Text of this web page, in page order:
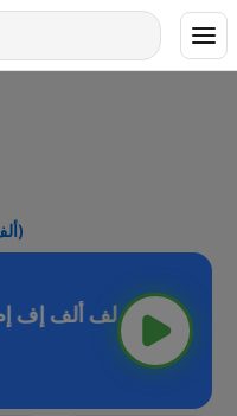
Alif Alif FM (ألف ألف إف إم)
Alif Alif FM (ألف ألف إف إم)